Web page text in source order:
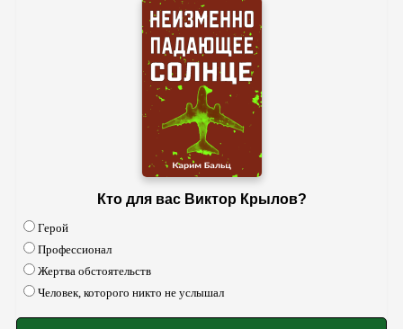
Кто для вас Виктор Крылов?
Герой
Профессионал
Жертва обстоятельств
Человек, которого никто не услышал